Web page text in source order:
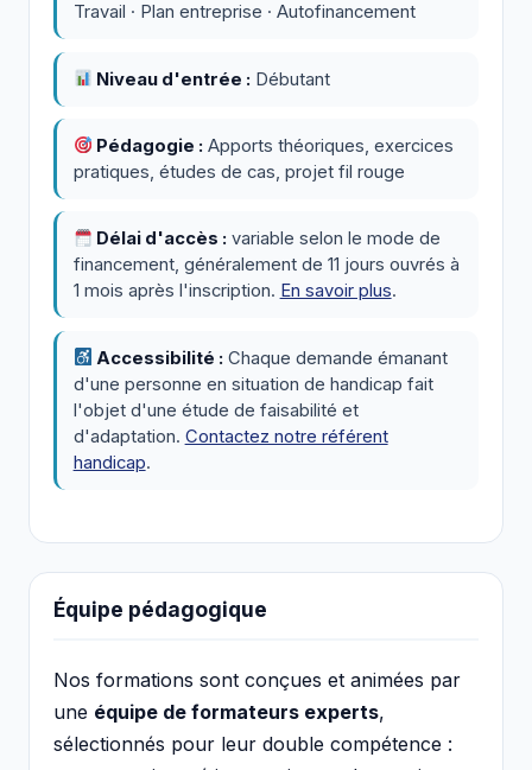
Travail · Plan entreprise · Autofinancement
Niveau d'entrée : Débutant
Pédagogie : Apports théoriques, exercices
pratiques, études de cas, projet fil rouge
Délai d'accès : variable selon le mode de
financement, généralement de 11 jours ouvrés à
1 mois après l'inscription. En savoir plus.
Accessibilité : Chaque demande émanant
d'une personne en situation de handicap fait
l'objet d'une étude de faisabilité et
d'adaptation. Contactez notre référent
handicap.
Équipe pédagogique
Nos formations sont conçues et animées par
une équipe de formateurs experts,
sélectionnés pour leur double compétence :